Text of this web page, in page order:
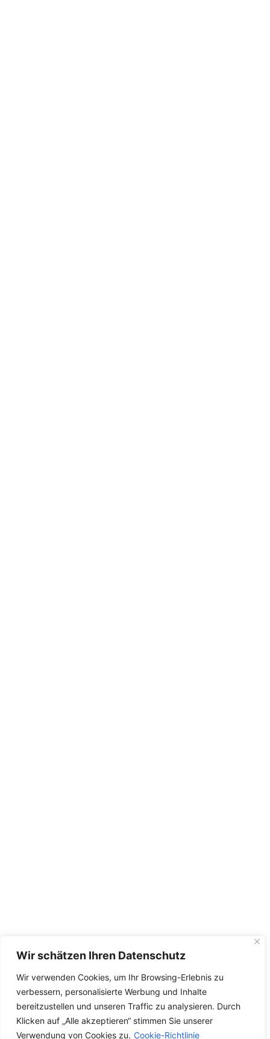
Wir schätzen Ihren Datenschutz
Wir verwenden Cookies, um Ihr Browsing-Erlebnis zu
verbessern, personalisierte Werbung und Inhalte
bereitzustellen und unseren Traffic zu analysieren. Durch
Klicken auf „Alle akzeptieren“ stimmen Sie unserer
Verwendung von Cookies zu. Cookie-Richtlinie